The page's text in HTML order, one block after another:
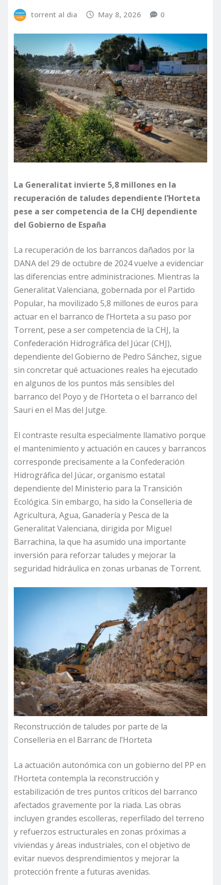
torrent al dia May 8, 2026 0
La Generalitat invierte 5,8 millones en la
recuperación de taludes dependiente l’Horteta
pese a ser competencia de la CHJ dependiente
del Gobierno de España
La recuperación de los barrancos dañados por la
DANA del 29 de octubre de 2024 vuelve a evidenciar
las diferencias entre administraciones. Mientras la
Generalitat Valenciana, gobernada por el Partido
Popular, ha movilizado 5,8 millones de euros para
actuar en el barranco de l’Horteta a su paso por
Torrent, pese a ser competencia de la CHJ, la
Confederación Hidrográfica del Júcar (CHJ),
dependiente del Gobierno de Pedro Sánchez, sigue
sin concretar qué actuaciones reales ha ejecutado
en algunos de los puntos más sensibles del
barranco del Poyo y de l’Horteta o el barranco del
Sauri en el Mas del Jutge.
El contraste resulta especialmente llamativo porque
el mantenimiento y actuación en cauces y barrancos
corresponde precisamente a la Confederación
Hidrográfica del Júcar, organismo estatal
dependiente del Ministerio para la Transición
Ecológica. Sin embargo, ha sido la Conselleria de
Agricultura, Agua, Ganadería y Pesca de la
Generalitat Valenciana, dirigida por Miguel
Barrachina, la que ha asumido una importante
inversión para reforzar taludes y mejorar la
seguridad hidráulica en zonas urbanas de Torrent.
Reconstrucción de taludes por parte de la
Conselleria en el Barranc de l’Horteta
La actuación autonómica con un gobierno del PP en
l’Horteta contempla la reconstrucción y
estabilización de tres puntos críticos del barranco
afectados gravemente por la riada. Las obras
incluyen grandes escolleras, reperfilado del terreno
y refuerzos estructurales en zonas próximas a
viviendas y áreas industriales, con el objetivo de
evitar nuevos desprendimientos y mejorar la
protección frente a futuras avenidas.